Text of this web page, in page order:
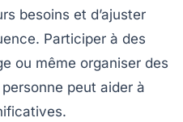
besoins et d’ajuster
Participer à des
ou même organiser des
peut aider à